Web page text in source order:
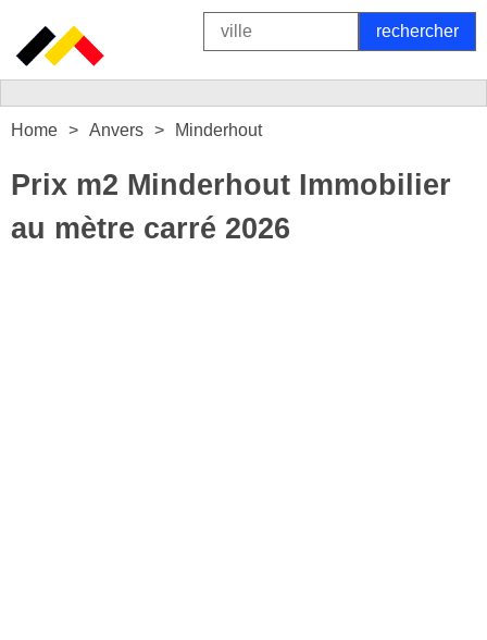
Home Anvers Minderhout
Prix m2 Minderhout Immobilier
au mètre carré 2026